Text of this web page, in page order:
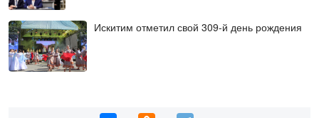
Искитим отметил свой 309-й день рождения